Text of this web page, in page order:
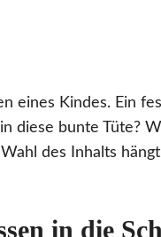
eines Kindes. Ein
in diese bunte Tüte?
des Inhalts
in die